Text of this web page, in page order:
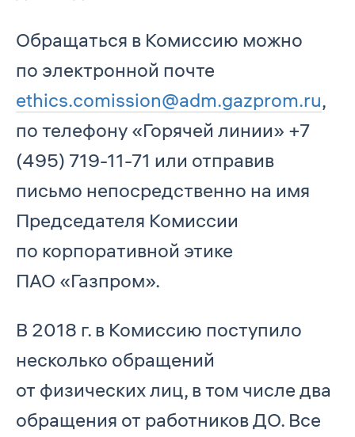
Обращаться в Комиссию можно
по электронной почте
ethics.comission@adm.gazprom.ru,
по телефону «Горячей линии» +7
(495) 719-11-71 или отправив
письмо непосредственно на имя
Председателя Комиссии
по корпоративной этике
ПАО «Газпром».
В 2018 г. в Комиссию поступило
несколько обращений
от физических лиц, в том числе два
обращения от работников ДО. Все